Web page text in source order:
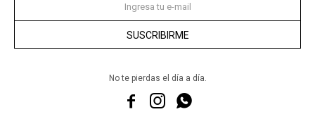
SUSCRIBIRME
No te pierdas el día a día.
  